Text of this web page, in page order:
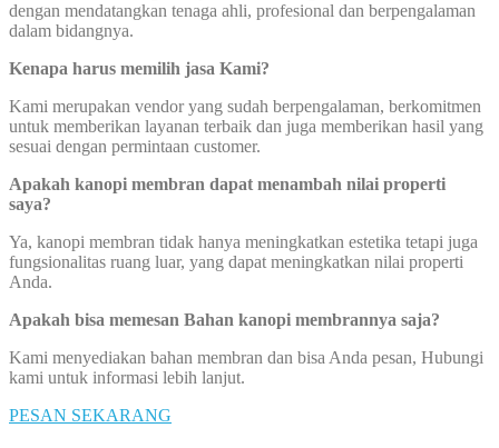
dengan mendatangkan tenaga ahli, profesional dan berpengalaman
dalam bidangnya.
Kenapa harus memilih jasa Kami?
Kami merupakan vendor yang sudah berpengalaman, berkomitmen
untuk memberikan layanan terbaik dan juga memberikan hasil yang
sesuai dengan permintaan customer.
Apakah kanopi membran dapat menambah nilai properti
saya?
Ya, kanopi membran tidak hanya meningkatkan estetika tetapi juga
fungsionalitas ruang luar, yang dapat meningkatkan nilai properti
Anda.
Apakah bisa memesan Bahan kanopi membrannya saja?
Kami menyediakan bahan membran dan bisa Anda pesan, Hubungi
kami untuk informasi lebih lanjut.
PESAN SEKARANG